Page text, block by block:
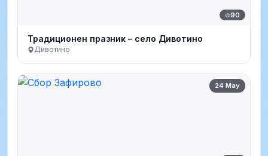
90
Традиционен празник – село Дивотино
Дивотино
24 May